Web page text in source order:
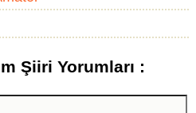
Şiiri Yorumları :